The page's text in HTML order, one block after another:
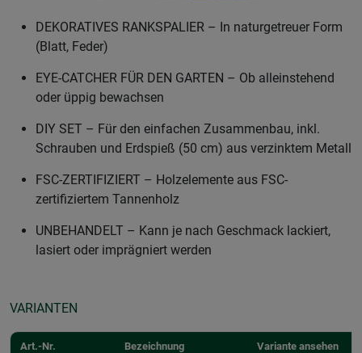
DEKORATIVES RANKSPALIER – In naturgetreuer Form
(Blatt, Feder)
EYE-CATCHER FÜR DEN GARTEN – Ob alleinstehend
oder üppig bewachsen
DIY SET – Für den einfachen Zusammenbau, inkl.
Schrauben und Erdspieß (50 cm) aus verzinktem Metall
FSC-ZERTIFIZIERT – Holzelemente aus FSC-
zertifiziertem Tannenholz
UNBEHANDELT – Kann je nach Geschmack lackiert,
lasiert oder imprägniert werden
VARIANTEN
Art.-Nr. Bezeichnung Variante ansehen